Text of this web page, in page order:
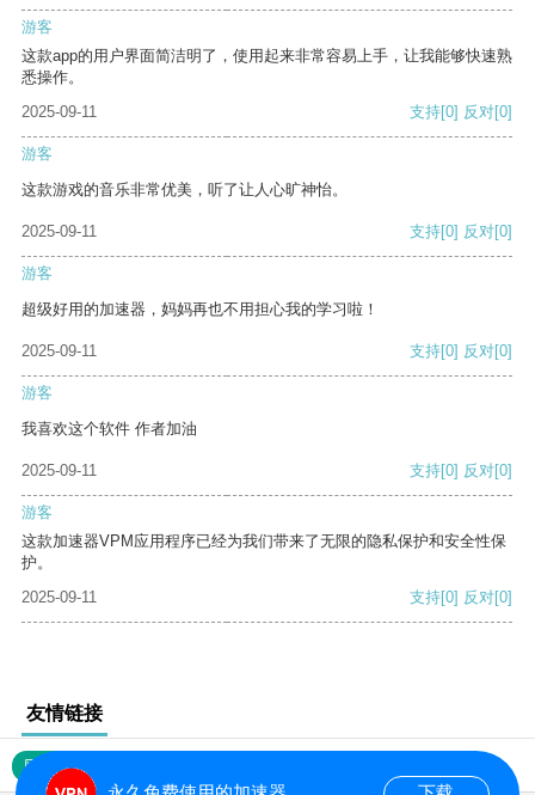
游客
这款app的用户界面简洁明了，使用起来非常容易上手，让我能够快速熟
悉操作。
2025-09-11
支持[0] 反对[0]
游客
这款游戏的音乐非常优美，听了让人心旷神怡。
2025-09-11 支持[0] 反对[0]
游客
超级好用的加速器，妈妈再也不用担心我的学习啦！
2025-09-11 支持[0] 反对[0]
游客
我喜欢这个软件 作者加油
2025-09-11 支持[0] 反对[0]
游客
这款加速器VPM应用程序已经为我们带来了无限的隐私保护和安全性保
护。
2025-09-11
支持[0] 反对[0]
友情链接
网站地图